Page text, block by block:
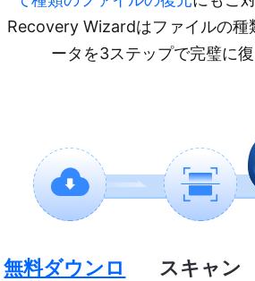
Recovery Wizardはファイルの種
ータを3ステップで完璧に復
無料ダウンロ
スキャン